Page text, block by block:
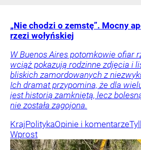
„Nie chodzi o zemstę”. Mocny
rzezi wołyńskiej
W Buenos Aires potomkowie ofiar
wciąż pokazują rodzinne zdjęcia i
bliskich zamordowanych z
Ich dramat przypomina, że dla
jest historią zamkniętą, lecz
nie została zagojona.
KrajPolitykaOpinie i komentarze
Wprost